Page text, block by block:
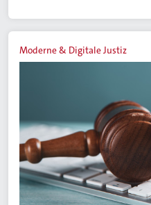
Moderne & Digitale Justiz